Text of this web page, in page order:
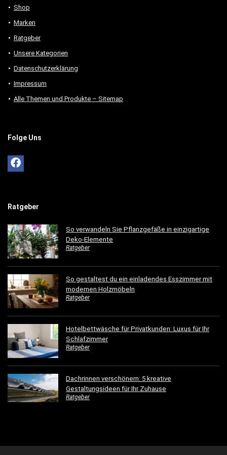
Shop
Marken
Ratgeber
Unsere Kategorien
Datenschutzerklärung
Impressum
Alle Themen und Produkte – Sitemap
Folge Uns
Ratgeber
So verwandeln Sie Pflanzgefäße in einzigartige
Deko-Elemente
Ratgeber
So gestaltest du ein einladendes Esszimmer mit
modernen Holzmöbeln
Ratgeber
Hotelbettwäsche für Privatkunden: Luxus für Ihr
Schlafzimmer
Ratgeber
Dachrinnen verschönern: 5 kreative
Gestaltungsideen für Ihr Zuhause
Ratgeber